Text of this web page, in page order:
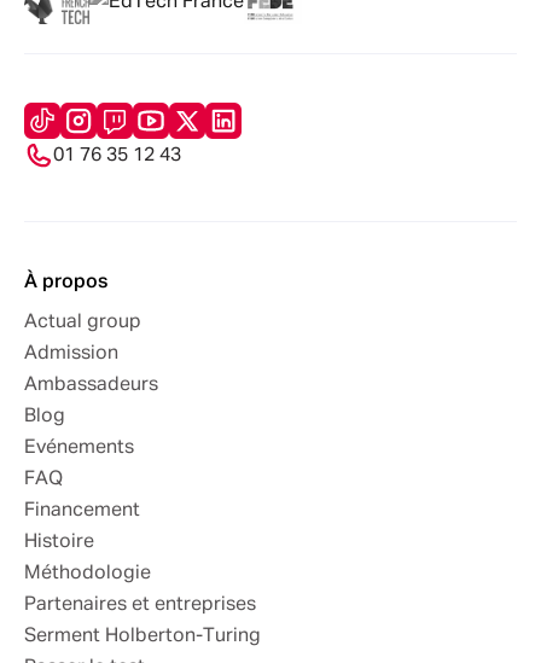
01 76 35 12 43
À propos
Actual group
Admission
Ambassadeurs
Blog
Evénements
FAQ
Financement
Histoire
Méthodologie
Partenaires et entreprises
Serment Holberton-Turing